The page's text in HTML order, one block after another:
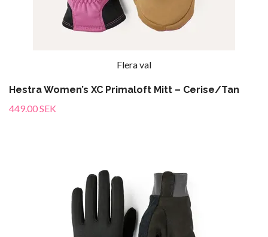
Flera val
Hestra Women’s XC Primaloft Mitt – Cerise/Tan
449.00 SEK